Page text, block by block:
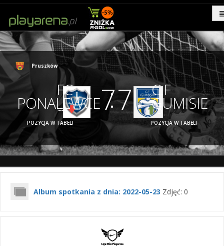
Pruszków
7
FC
PONALEWCE
---
POZYCJA W TABELI
7 C.F
GUMISIE
5
POZYCJA W TABELI
:
Album spotkania z dnia: 2022-05-23 Zdjęć: 0